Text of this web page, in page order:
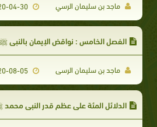
ماجد بن سليمان الرسي 2020-04-30
الفصل الخامس : نواقض الإيمان بالنبي ﷺ
ماجد بن سليمان الرسى 2020-08-05
الدلائل المئة على عظم قدر النبى محمد